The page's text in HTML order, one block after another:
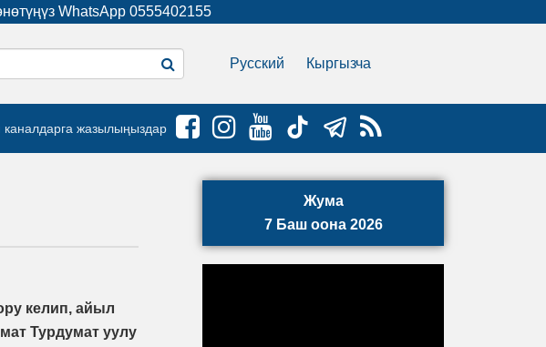
WhatsApp 0555402155
Русский Кыргызча
каналдарга жазылыңыздар
келип, айыл
Турдумат уулу
Жума
7 Баш оона 2026